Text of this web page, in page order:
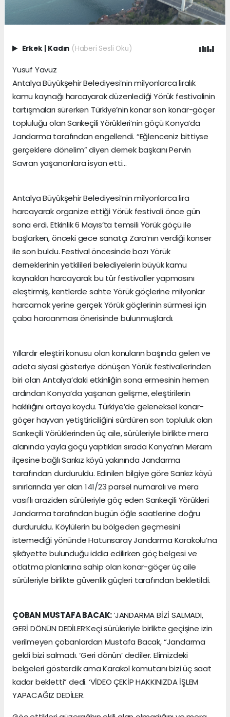
Erkek | Kadın (Haberi Sesli Oku)
Yusuf Yavuz
Antalya Büyükşehir Belediyesi’nin milyonlarca liralık
kamu kaynağı harcayarak düzenlediği Yörük festivalinin
tartışmaları sürerken Türkiye’nin konar son konar-göçer
topluluğu olan Sarıkeçili Yörükleri’nin göçü Konya’da
Jandarma tarafından engellendi. “Eğlenceniz bittiyse
gerçeklere dönelim” diyen dernek başkanı Pervin
Savran yaşananlara isyan etti…
Antalya Büyükşehir Belediyesi’nin milyonlarca lira
harcayarak organize ettiği Yörük festivali önce gün
sona erdi. Etkinlik 6 Mayıs’ta temsili Yörük göçü ile
başlarken, önceki gece sanatçı Zara’nın verdiği konser
ile son buldu. Festival öncesinde bazı Yörük
derneklerinin yetkilileri belediyelerin büyük kamu
kaynakları harcayarak bu tür festivaller yapmasını
eleştirmiş, kentlerde sahte Yörük göçlerine milyonlar
harcamak yerine gerçek Yörük göçlerinin sürmesi için
çaba harcanması önerisinde bulunmuşlardı.
Yıllardır eleştiri konusu olan konuların başında gelen ve
adeta siyasi gösteriye dönüşen Yörük festivallerinden
biri olan Antalya’daki etkinliğin sona ermesinin hemen
ardından Konya’da yaşanan gelişme, eleştirilerin
haklılığını ortaya koydu. Türkiye’de geleneksel konar-
göçer hayvan yetiştiriciliğini sürdüren son topluluk olan
Sarıkeçili Yörüklerinden üç aile, sürüleriyle birlikte mera
alanında yayla göçü yaptıkları sırada Konya’nın Meram
ilçesine bağlı Sarıkız köyü yakınında Jandarma
tarafından durduruldu. Edinilen bilgiye göre Sarıkız köyü
sınırlarında yer alan 141/23 parsel numaralı ve mera
vasıflı araziden sürüleriyle göç eden Sarıkeçili Yörükleri
Jandarma tarafından bugün öğle saatlerine doğru
durduruldu. Köylülerin bu bölgeden geçmesini
istemediği yönünde Hatunsaray Jandarma Karakolu’na
şikâyette bulunduğu iddia edilirken göç belgesi ve
otlatma planlarına sahip olan konar-göçer üç aile
sürüleriyle birlikte güvenlik güçleri tarafından bekletildi.
ÇOBAN MUSTAFA BACAK:‘JANDARMA BİZİ SALMADI,
GERİ DÖNÜN DEDİLER’Keçi sürüleriyle birlikte geçişine izin
verilmeyen çobanlardan Mustafa Bacak, “Jandarma
geldi bizi salmadı. ‘Geri dönün’ dediler. Elimizdeki
belgeleri gösterdik ama Karakol komutanı bizi üç saat
kadar bekletti” dedi. ‘VİDEO ÇEKİP HAKKINIZDA İŞLEM
YAPACAĞIZ DEDİLER.